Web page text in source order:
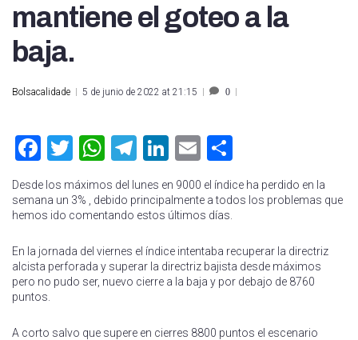
mantiene el goteo a la
baja.
Bolsacalidade 5 de junio de 2022 at 21:15 0
Facebook
Twitter
WhatsApp
Telegram
LinkedIn
Email
Desde los máximos del lunes en 9000 el índice ha perdido en la
semana un 3% , debido principalmente a todos los problemas que
hemos ido comentando estos últimos días.
En la jornada del viernes el índice intentaba recuperar la directriz
alcista perforada y superar la directriz bajista desde máximos
pero no pudo ser, nuevo cierre a la baja y por debajo de 8760
puntos.
A corto salvo que supere en cierres 8800 puntos el escenario